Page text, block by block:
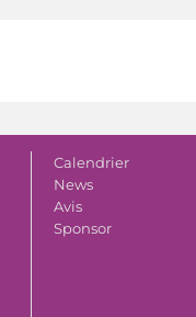
Calendrier
News
Avis
Sponsor